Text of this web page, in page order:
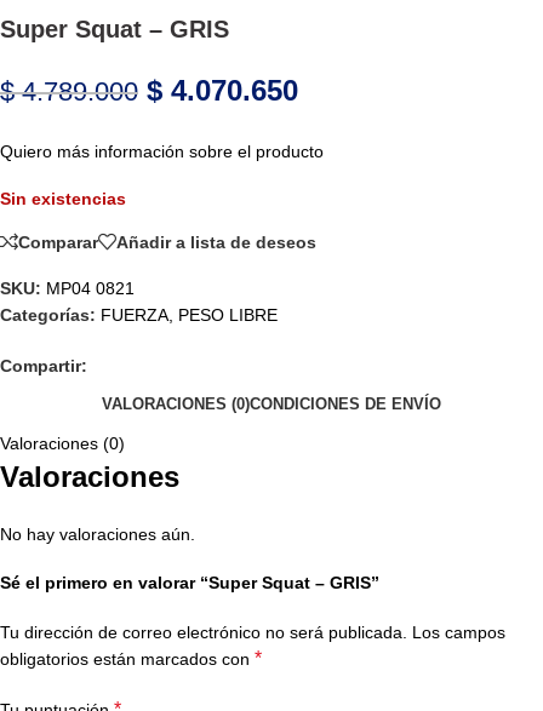
Super Squat – GRIS
$4.789.000 $ 4.070.650
Quiero más información sobre el producto
Sin existencias
Comparar Añadir a lista de deseos
SKU: MP04 0821
Categorías: FUERZA PESO LIBRE
Compartir:
VALORACIONES (0)CONDICIONES DE ENVÍO
Valoraciones (0)
Valoraciones
No hay valoraciones aún.
Sé el primero en valorar “Super Squat – GRIS”
Tu dirección de correo electrónico no será publicada.
Los campos
obligatorios están marcados con *